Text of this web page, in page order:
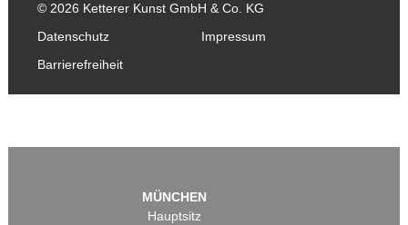
© 2026 Ketterer Kunst GmbH & Co. KG
Datenschutz
Impressum
Barrierefreiheit
MÜNCHEN
Hauptsitz